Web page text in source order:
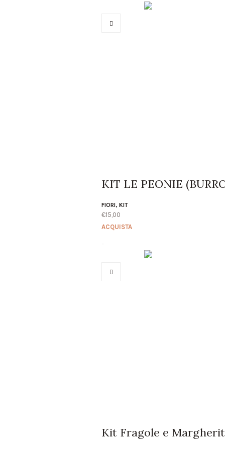
KIT LE PEONIE
FIORI, KIT
€15,00
ACQUISTA
Kit Fragole e